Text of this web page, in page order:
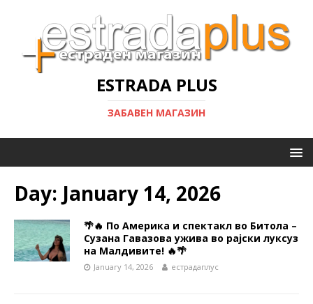
ESTRADA PLUS
ЗАБАВЕН МАГАЗИН
Day: January 14, 2026
🌴🔥 По Америка и спектакл во Битола –
Сузана Гавазова ужива во рајски луксуз
на Малдивите! 🔥🌴
January 14, 2026 естрадаплус